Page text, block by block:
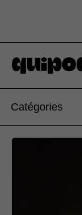
Catégories